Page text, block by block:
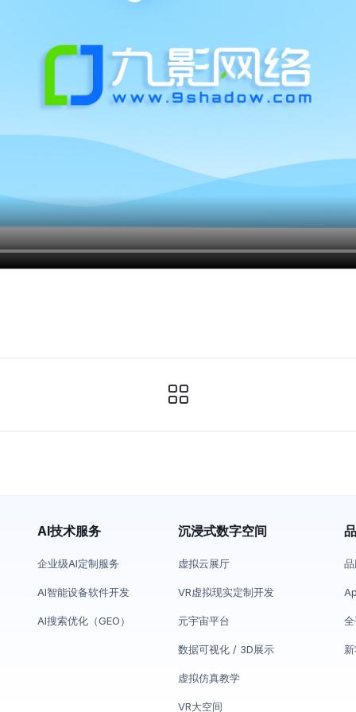
AI技术服务
企业级AI定制服务
AI智能设备软件开发
AI搜索优化（GEO）
沉浸式数字空间
虚拟云展厅
VR虚拟现实定制开发
元宇宙平台
数据可视化 / 3D展示
虚拟仿真教学
VR大空间